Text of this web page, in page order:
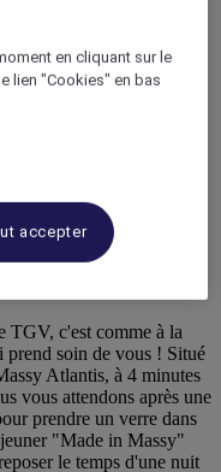
TGV, c'est comme à la
prend soin de vous ! Situé
Atlantis, à 4 minutes
vous attendons après une
prendre un verre dans
"Made in Massy"
le temps d'une nuit
en cliquant sur le
lien "Cookies" en bas
accepter